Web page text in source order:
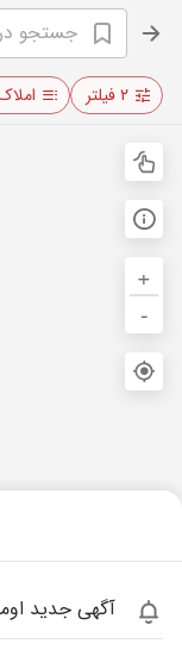
۲ فیلتر
+
-
آگهی جدید